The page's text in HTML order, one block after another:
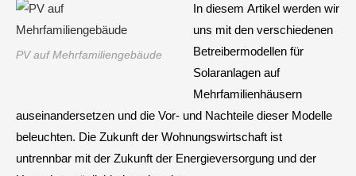
PV auf Mehrfamiliengebäude
In diesem Artikel werden wir
uns mit den verschiedenen
Betreibermodellen für
Solaranlagen auf
Mehrfamilienhäusern
auseinandersetzen und die Vor- und Nachteile dieser Modelle
beleuchten. Die Zukunft der Wohnungswirtschaft ist
untrennbar mit der Zukunft der Energieversorgung und der